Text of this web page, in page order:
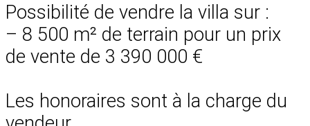
Possibilité de vendre la villa sur :
– 8 500 m² de terrain pour un prix
de vente de 3 390 000 €
Les honoraires sont à la charge du